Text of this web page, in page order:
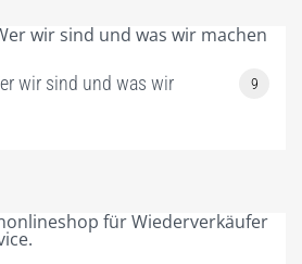
wir sind und was wir
9